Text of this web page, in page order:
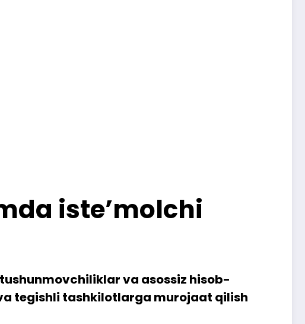
iste’molchi
va asossiz hisob-
tegishli tashkilotlarga murojaat qilish